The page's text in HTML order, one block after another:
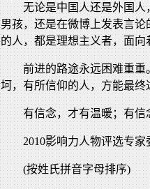
无论是中国人还是外国
男孩，还是在微博上发表言
的人，都是理想主义者，面向
前进的路途永远困难重
坷，有所信仰的人，方能最终
有信念，才有温暖；有信
2010影响力人物评选专家
(按姓氏拼音字母排序)